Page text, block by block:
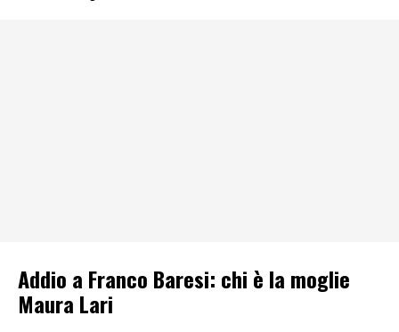
Addio a Franco Baresi: chi è la moglie
Maura Lari